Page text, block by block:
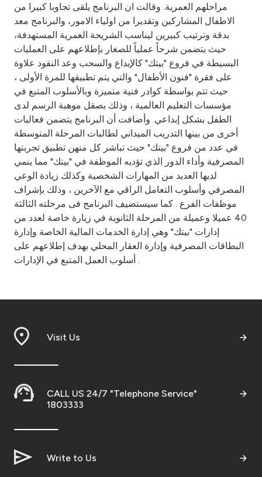
UK
Kingdom of Bahrain
مراحلهم العمرية. وقالت ان البرنامج يلقى تجاوبا كبيرا من
الاطفال المشاركين وتقديرا من اولياء الامور، والبرنامج معد
بدقة وترتيب كبيرين ليناسب الشريحة العمرية المستهدفة،
حيث يتضمن شرحاً عملياً للصغار بإطلاعهم على العمليات
البسيطة في فروع "بيتك" كالإيداع والسحب وعد النقود علاوة
على فقرة "فنون الأطفال" والتي يتم تطبيقها للمرة الأولى ،
حيث تتم بواسطة كوادر فنية متميزة وبالأسلوب المتبع في
مؤسسات التعليم العالمية ، وذلك بصقل موهبة الرسم لدى
الطفل بشكل إبداعي. وأضافت أن البرنامج يتضمن فعاليات
أخرى من بينها التدريب الميداني لطالبات المرحلة المتوسطة
في عدد من فروع "بيتك" حيث تباشر كل منهن تطبيق تجربتها
المصرفية وأداء الدور الذي تؤديه الموظفة في "بيتك" مما ينمي
لديها العديد من المهارات الشخصية وكذلك زيادة الوعي
المصرفي وأسلوب التعامل الراقي مع الآخرين ، وذلك بإشراف
موظفات الفرع . كما سيستضيف البرنامج فى مرحلته الثالثة
40 عميلا وعميلة من المرحلة الثانوية في زيارة خاصة لعدد من
إدارات "بيتك" وهي إدارة الخدمات المالية الخاصة وإدارة
البطاقات المصرفية وإدارة العقار المحلي بهدف إطلاعهم على
أسلوب العمل المتبع في الإدارات .
Visit Us
CALL US 24/7 "Telephone Service"
1803333
Write to Us